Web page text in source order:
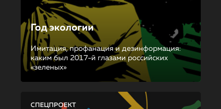
Год экологии
Имитация, профанация и дезинформация:
каким был 2017-й глазами российских
«зеленых»
СПЕЦПРОЕКТ